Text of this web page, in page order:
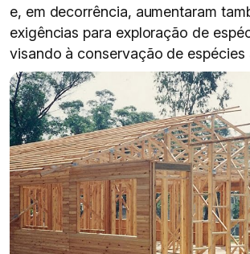
e, em decorrência, aumentaram
exigências para exploração de
visando à conservação de espécies